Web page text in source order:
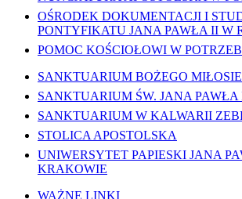
OŚRODEK DOKUMENTACJI I
PONTYFIKATU JANA PAWŁA II W
POMOC KOŚCIOŁOWI W
SANKTUARIUM BOŻEGO
SANKTUARIUM ŚW. JANA PAWŁA
SANKTUARIUM W KALWARII
STOLICA APOSTOLSKA
UNIWERSYTET PAPIESKI JANA
KRAKOWIE
WAŻNE LINKI